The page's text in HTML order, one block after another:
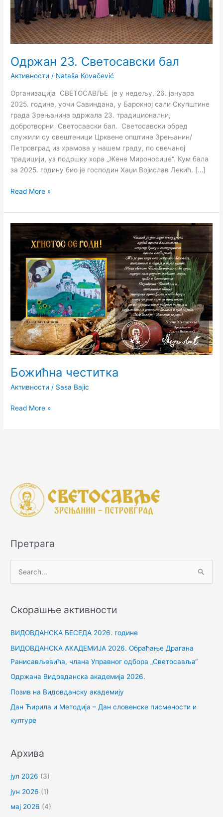
Одржан 23. Светосавски бал
Активности / Nataša Kovačević
Организација СВЕТОСАВЉЕ је у недељу, 26. јануара
2025. године, уочи Савиндана, у Барокној сали Скупштине
града Зрењанина одржала 23. традиционални,
добротворни Светосавски бал. Светосавски обред
служили су свештеници Црквене општине Зрењанин/
Петровград из храмова у нашем граду, по свечаној
традицији, уз подршку хора „Жене Мироносице“. Кум бала
за 2025. годину био је господин Хаџи Војислав Лекић. […]
Read More »
Божићна честитка
Активности / Sasa Bajic
Божићна
честитка
Read More »
Претрага
т
з
а
:
Скорашње активности
ВИДОВДАНСКА БЕСЕДА 2026. године
ВИДОВДАНСКА АКАДЕМИЈА 2026. Обраћање Драгана
Ранисављевића, члана Управног одбора „Светосавља“
Одржана Видовданска академија 2026.
Позив на Видовданску академију
Дан Ћирила и Методија – Дан словенске писмености и
културе
Архива
јул 2026 (3)
јун 2026 (1)
мај 2026 (4)